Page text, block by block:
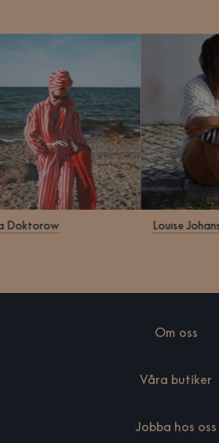
Klara Doktorow
Om oss
Våra butiker
Jobba hos oss